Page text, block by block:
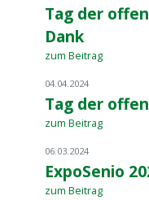
Tag der
Dank
zum Beitrag
04.04.2024
Tag der
zum Beitrag
06.03.2024
ExpoSenio
zum Beitrag